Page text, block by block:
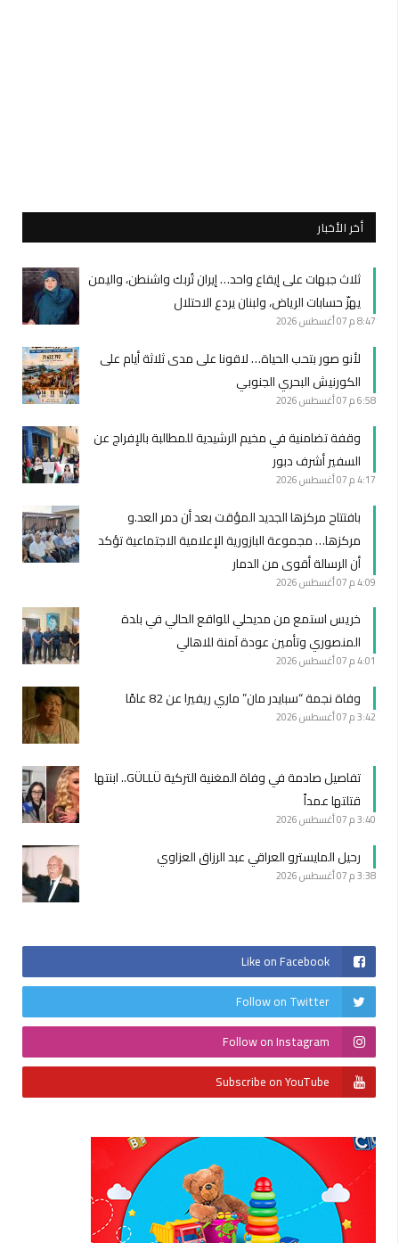
أخر الأخبار
ثلاث جبهات على إيقاع واحد… إيران تُربك واشنطن، واليمن
يهزّ حسابات الرياض، ولبنان يردع الاحتلال
8:47 م 07 أغسطس 2026
لأنو صور بتحب الحياة… لاقونا على مدى ثلاثة أيام على
الكورنيش البحري الجنوبي
6:58 م 07 أغسطس 2026
وقفة تضامنية في مخيم الرشيدية للمطالبة بالإفراج عن
السفير أشرف دبور
4:17 م 07 أغسطس 2026
بافتتاح مركزها الجديد المؤقت بعد أن دمر العد.و
مركزها… مجموعة البازورية الإعلامية الاجتماعية تؤكد
أن الرسالة أقوى من الدمار
4:09 م 07 أغسطس 2026
خريس استمع من مديحلي للواقع الحالي في بلدة
المنصوري وتأمين عودة آمنة للاهالي
4:01 م 07 أغسطس 2026
وفاة نجمة “سبايدر مان” ماري ريفيرا عن 82 عامًا
3:42 م 07 أغسطس 2026
تفاصيل صادمة في وفاة المغنية التركية GÜLLÜ.. ابنتها
قتلتها عمداً
3:40 م 07 أغسطس 2026
رحيل المايسترو العراقي عبد الرزاق العزاوي
3:38 م 07 أغسطس 2026
Like on Facebook
Follow on Twitter
Follow on Instagram
Subscribe on YouTube